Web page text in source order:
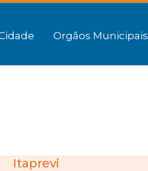
Orgãos Municipais
Itaprevi